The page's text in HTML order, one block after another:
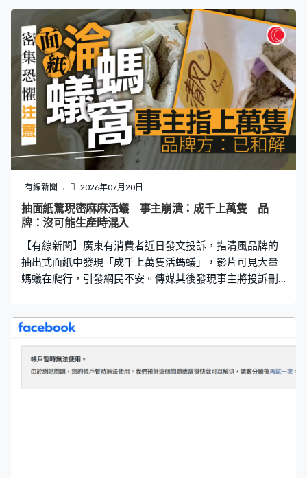
稱「四哥」，更於晚年屢創演藝生涯巔峰。 謝賢離世｜起
步與粵語片輝煌期（1950-1970年代） 謝賢於1953年考
入嶺光公司演員訓練班，憑藉1954年的首部電影《樓下閂
水喉》正式踏入影壇。他以英俊瀟灑、風流倜儻的公子形
象迅速走紅，成為50至60年代的首席小生。他不僅參演近
200部作品，更在1967年創辦「謝氏兄弟影片公司」，跨
足執導與編劇。 謝賢離世｜電視圈經典時期（1978-2000
年代） 1978年，謝賢加入電視圈，為無綫電視（TVB）主
演了多部高收視的經典劇集。他在劇集《千王之王》
（1980）中飾演「羅四海」一角，讓他獲得了「四哥」的
經典稱號。他後續出演的《萬水千山總是情》（1982）飾
莊天涯、《天龍八部》（1982）飾段正淳及《射雕英雄傳
之鐵血丹心》（1983）飾楊鐵心等角色均深入民心。 其後
有線新聞 2026年07月20日
抽面紙驚現密麻麻活蟻 事主崩潰：成千上萬隻 品
牌：沒可能生產時混入
【有線新聞】廣東有消費者近日發文投訴，指清風品牌的
抽出式面紙中發現「成千上萬隻活螞蟻」，影片可見大量
螞蟻在爬行，引發網民不安。傳媒其後發現事主將投訴刪
件引起網民討論，「看著似爬上身了」、「木頭生的蟲子
不小心進放進去了吧」、「抽紙成品都是密封好的，密封
前就應該進去了」、「這種事情，確實有點匪夷所思，而
且因為無法完全證實或證偽，只能是私了。」，另有人表
示「最離譜的是，我也遇到了。」 清風品牌負責人回覆傳